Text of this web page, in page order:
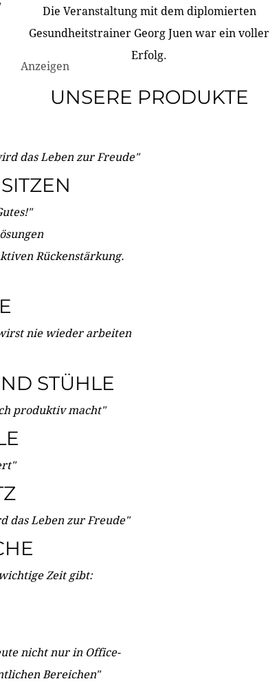
Die Veranstaltung mit dem diplomierten
Gesundheitstrainer Georg Juen war ein voller
Erfolg.
Anzeigen
UNSERE PRODUKTE
das Leben zur Freude"
Rückenstärkung.
nie wieder arbeiten
STÜHLE
produktiv macht"
das Leben zur Freude"
Zeit gibt:
nicht nur in Office-
Bereichen"